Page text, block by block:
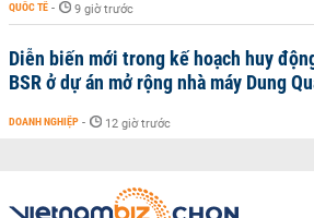
QUỐC TẾ - 9 giờ trước
Diễn biến mới trong kế hoạch huy
BSR ở dự án mở rộng nhà máy Dung
DOANH NGHIỆP - 12 giờ trước